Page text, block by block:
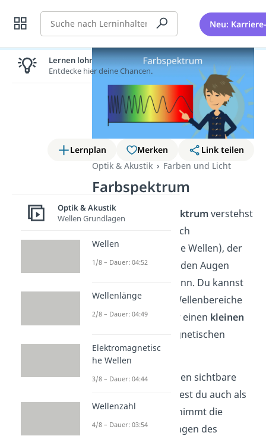
Suche Neu:
Lernplan Merken
Link teilen
Optik & Akustik
Farben und Licht
Farbspektrum
Unter dem Farbspektrumverstehst
du den Wellenbereich
(elektromagnetische Wellen), der
vom Menschen mit den Augen
gesehen werden kann. Du kannst
nämlich nicht alle Wellenbereiche
sehen, sondern nur einen kleinen
des elektromagnetischen
Spektrums.
Die für den Menschen sichtbare
Strahlung bezeichnest du auch als
Licht. Dein Körper nimmt die
einzelnen Wellenlängen des
Lernen lohnt sich!
Entdecke hier deine Chancen.
Optik & Akustik
Wellen Grundlagen
Wellen
1/8 – Dauer: 04:52
Wellenlänge
2/8 – Dauer: 04:49
Elektromagnetisc
he Wellen
3/8 – Dauer: 04:44
Wellenzahl
4/8 – Dauer: 03:54